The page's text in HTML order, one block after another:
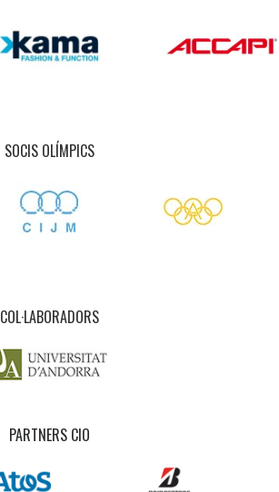
SOCIS OLÍMPICS
COL·LABORADORS
PARTNERS CIO